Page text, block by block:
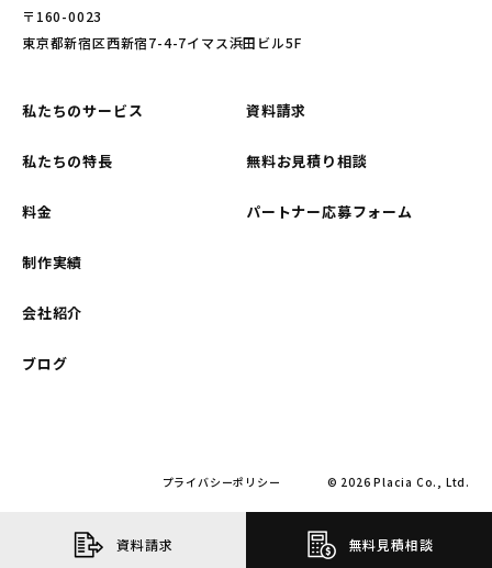
資料請求 無料見積相談
〒160-0023
東京都新宿区西新宿7-4-7イマス浜田ビル5F
私たちのサービス
私たちの特長
料金
制作実績
会社紹介
ブログ
資料請求
無料お見積り相談
パートナー応募フォーム
プライバシーポリシー © 2026 Placia Co., Ltd.